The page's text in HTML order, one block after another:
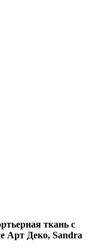
ткань с
Арт Деко, Sandra